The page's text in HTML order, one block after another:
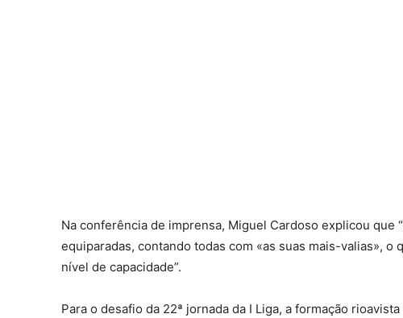
Na conferência de imprensa, Miguel Cardoso explicou que
equiparadas, contando todas com «as suas mais-valias», o
nível de capacidade”.
Para o desafio da 22ª jornada da I Liga, a formação